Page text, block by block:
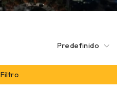
Predefinido
Filtro